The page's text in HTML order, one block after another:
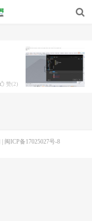
赞(2)
闽ICP备17025027号-8